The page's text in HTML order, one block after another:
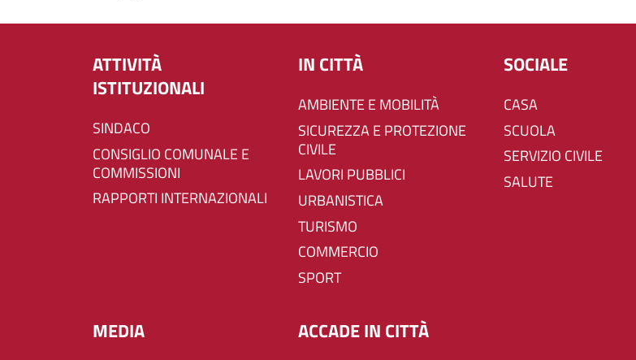
ATTIVITÀ
ISTITUZIONALI
SINDACO
CONSIGLIO COMUNALE E
COMMISSIONI
RAPPORTI INTERNAZIONALI
IN CITTÀ
AMBIENTE E MOBILITÀ
SICUREZZA E PROTEZIONE
CIVILE
LAVORI PUBBLICI
URBANISTICA
TURISMO
COMMERCIO
SPORT
SOCIALE
CASA
SCUOLA
SERVIZIO CIVILE
SALUTE
MEDIA ACCADE IN CITTÀ